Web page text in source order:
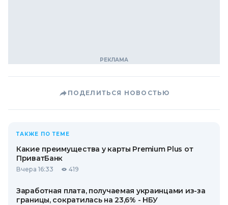
ПОДЕЛИТЬСЯ НОВОСТЬЮ
ТАКЖЕ ПО ТЕМЕ
Какие преимущества у карты Premium Plus от
ПриватБанк
Вчера 16:33 419
Заработная плата, получаемая украинцами из-за
границы, сократилась на 23,6% - НБУ